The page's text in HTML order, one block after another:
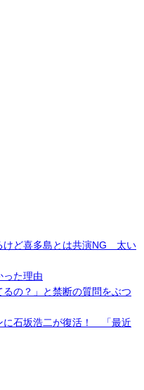
けど喜多島とは共演NG 太い
った理由
の？」と禁断の質問をぶつ
に石坂浩二が復活！ 「最近